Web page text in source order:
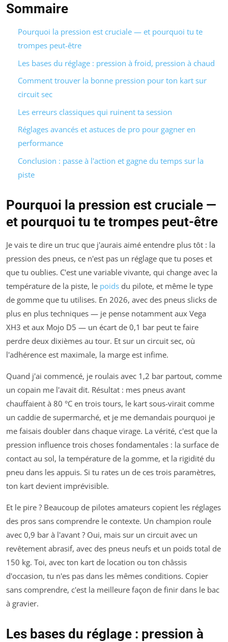
Sommaire
Pourquoi la pression est cruciale — et pourquoi tu te
trompes peut-être
Les bases du réglage : pression à froid, pression à chaud
Comment trouver la bonne pression pour ton kart sur
circuit sec
Les erreurs classiques qui ruinent ta session
Réglages avancés et astuces de pro pour gagner en
performance
Conclusion : passe à l'action et gagne du temps sur la
piste
Pourquoi la pression est cruciale —
et pourquoi tu te trompes peut-être
Je vais te dire un truc que j'aurais aimé entendre plus tôt : la
pression des pneus, ce n'est pas un réglage que tu poses et
que tu oublies. C'est une variable vivante, qui change avec la
température de la piste, le poids du pilote, et même le type
de gomme que tu utilises. En 2026, avec des pneus slicks de
plus en plus techniques — je pense notamment aux Vega
XH3 et aux Mojo D5 — un écart de 0,1 bar peut te faire
perdre deux dixièmes au tour. Et sur un circuit sec, où
l'adhérence est maximale, la marge est infime.
Quand j'ai commencé, je roulais avec 1,2 bar partout, comme
un copain me l'avait dit. Résultat : mes pneus avant
chauffaient à 80 °C en trois tours, le kart sous-virait comme
un caddie de supermarché, et je me demandais pourquoi je
me faisais doubler dans chaque virage. La vérité, c'est que la
pression influence trois choses fondamentales : la surface de
contact au sol, la température de la gomme, et la rigidité du
pneu dans les appuis. Si tu rates un de ces trois paramètres,
ton kart devient imprévisible.
Et le pire ? Beaucoup de pilotes amateurs copient les réglages
des pros sans comprendre le contexte. Un champion roule
avec 0,9 bar à l'avant ? Oui, mais sur un circuit avec un
revêtement abrasif, avec des pneus neufs et un poids total de
150 kg. Toi, avec ton kart de location ou ton châssis
d'occasion, tu n'es pas dans les mêmes conditions. Copier
sans comprendre, c'est la meilleure façon de finir dans le bac
à gravier.
Les bases du réglage : pression à